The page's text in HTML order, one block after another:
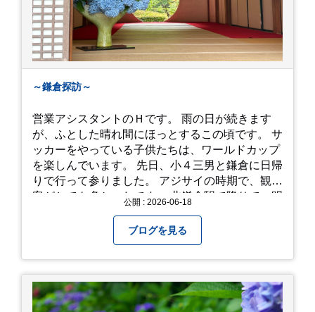
～鎌倉探訪～
営業アシスタントのＨです。 雨の日が続きます
が、ふとした晴れ間にほっとするこの頃です。 サ
ッカーをやっている子供たちは、ワールドカップ
を楽しんでいます。 先日、小４三男と鎌倉に日帰
りで行って参りました。 アジサイの時期で、観光
客がとても多かったです。 北鎌倉駅で降りて、明
器を購入⇒お昼ご飯⇒鶴岡八幡宮⇒江ノ電で大仏
へ。 江ノ島は時間切れで断念！ 明月院のアジサ
イは白にフチが紫のが特に素敵だと思いました。
中１次男が小学校の修学旅行で鎌倉に行った時に
お昼を食べてお勧めという「玉子焼おざわ」のだ
し巻き卵はとてもおいしかったです。 鶴岡八幡宮
公開 : 2026-06-18
ブログを見る